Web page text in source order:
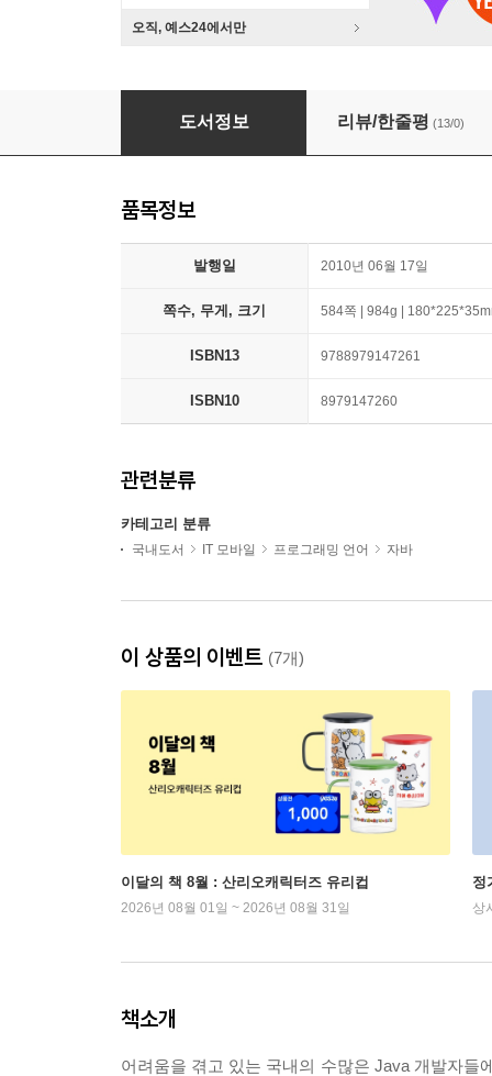
오직, 예스24에서만
테스트 주도 개발
도서정보 리뷰/한줄평 (13/0)
품목정보
발행일 2010년 06월 17일
쪽수, 무게, 크기 584쪽 | 984g |
ISBN13 9788979147261
ISBN10 8979147260
관련분류
카테고리 분류
국내도서 IT 모바일 프로그래밍 언어 자바
이 상품의 이벤트 (7개)
이달의 책 8월 : 산리오캐릭터즈 유리컵
2026년 08월 01일 ~ 2026년 08월 31일
정
상
책소개
어려움을 겪고 있는 국내의 수많은 Java 개발자들